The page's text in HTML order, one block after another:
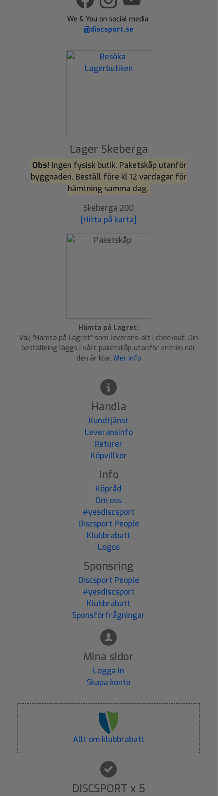
We & You on social media:
@discsport.se
Lager Skeberga
Obs! Ingen fysisk butik. Paketskåp utanför
byggnaden. Beställ före kl 12 vardagar för
hämtning samma dag.
Skeberga 200
[Hitta på karta]
Hämta på Lagret:
Välj "Hämta på Lagret" som leverans-alt i checkout. Din
beställning läggs i vårt paketskåp utanför entrén när
den är klar. Mer info
Handla
Kundtjänst
Leveransinfo
Returer
Köpvillkor
Info
Köpråd
Om oss
#yesdiscsport
Discsport People
Klubbrabatt
Logos
Sponsring
Discsport People
#yesdiscsport
Klubbrabatt
Sponsförfrågningar
Mina sidor
Logga in
Skapa konto
Allt om klubbrabatt
DISCSPORT x 5